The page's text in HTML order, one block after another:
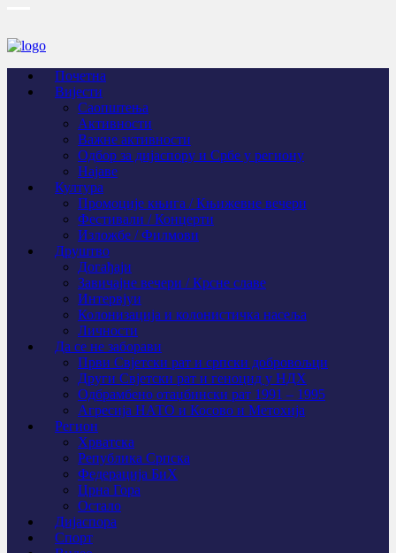
Почетна
Вијести
Саопштења
Активности
Важне активности
Одбор за дијаспору и Србе у региону
Најаве
Култура
Промоције књига / Књижевне вечери
Фестивали / Концерти
Изложбе / Филмови
Друштво
Догађаји
Завичајне вечери / Крсне славе
Интервјуи
Колонизација и колонистичка насеља
Личности
Да се не заборави
Први Свјeтски рат и српски добровољци
Други Свјетски рат и геноцид у НДХ
Одбрамбено отаџбински рат 1991 – 1995
Агресија НАТО и Косово и Метохија
Регион
Хрватска
Република Српска
Федерација БиХ
Црна Гора
Остало
Дијаспора
Спорт